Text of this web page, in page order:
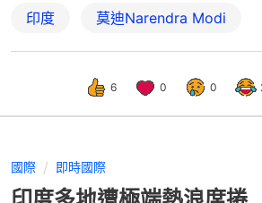
印度 莫迪Narendra Modi
6 0 0
國際 即時國際